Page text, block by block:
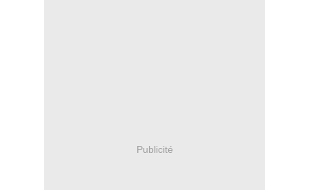
Publicité